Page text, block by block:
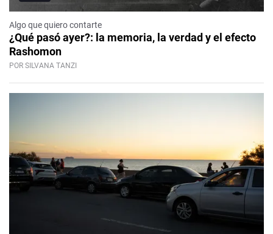
Algo que quiero contarte
¿Qué pasó ayer?: la memoria, la verdad y el efecto
Rashomon
POR SILVANA TANZI